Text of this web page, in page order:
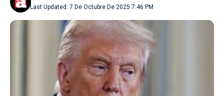
Last Updated: 7 De Octubre De 2025 7:46 PM